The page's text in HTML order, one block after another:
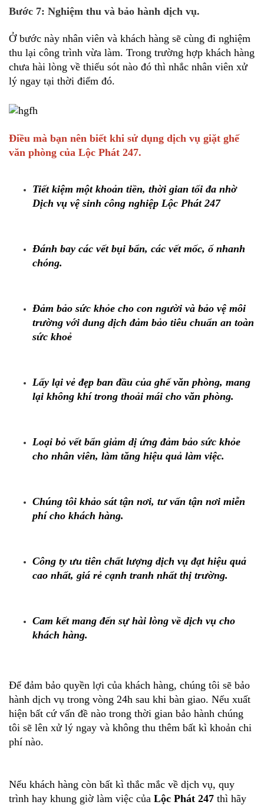
Bước 7: Nghiệm thu và bảo hành dịch vụ.
Ở bước này nhân viên và khách hàng sẽ cùng đi nghiệm
thu lại công trình vừa làm. Trong trường hợp khách hàng
chưa hài lòng về thiếu sót nào đó thì nhắc nhân viên xử
lý ngay tại thời điểm đó.
Điều mà bạn nên biết khi sử dụng dịch vụ giặt ghế
văn phòng của Lộc Phát 247.
Tiết kiệm một khoản tiền, thời gian tối đa nhờ
Dịch vụ vệ sinh công nghiệp Lộc Phát 247
Đánh bay các vết bụi bẩn, các vết mốc, ố nhanh
chóng.
Đảm bảo sức khỏe cho con người và bảo vệ môi
trường với dung dịch đảm bảo tiêu chuẩn an toàn
sức khoẻ
Lấy lại vẻ đẹp ban đầu của ghế văn phòng, mang
lại không khí trong thoải mái cho văn phòng.
Loại bỏ vết bẩn giảm dị ứng đảm bảo sức khỏe
cho nhân viên, làm tăng hiệu quả làm việc.
Chúng tôi khảo sát tận nơi, tư vấn tận nơi miễn
phí cho khách hàng.
Công ty ưu tiên chất lượng dịch vụ đạt hiệu quả
cao nhất, giá rẻ cạnh tranh nhất thị trường.
Cam kết mang đến sự hài lòng về dịch vụ cho
khách hàng.
Để đảm bảo quyền lợi của khách hàng, chúng tôi sẽ bảo
hành dịch vụ trong vòng 24h sau khi bàn giao. Nếu xuất
hiện bất cứ vấn đề nào trong thời gian bảo hành chúng
tôi sẽ lên xử lý ngay và không thu thêm bất kì khoản chi
phí nào.
Nếu khách hàng còn bất kì thắc mắc về dịch vụ, quy
trình hay khung giờ làm việc của Lộc Phát 247 thì hãy